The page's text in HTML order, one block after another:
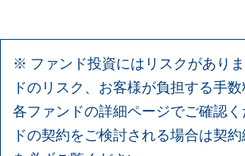
※ ファンド投資にはリスクがあり
ドのリスク、お客様が負担する手
各ファンドの詳細ページでご確認
ドの契約をご検討される場合は契